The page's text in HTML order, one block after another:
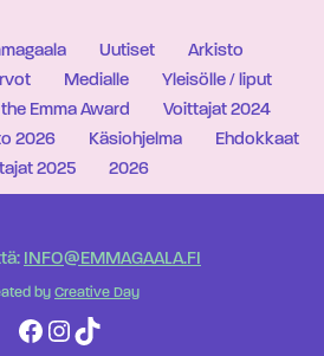
Uutiset
Arkisto
Medialle
Yleisölle / liput
Emma Award
Voittajat 2024
2026 Käsiohjelma
Ehdokkaat
2025
2026
INFO@EMMAGAALA.FI
by Creative Day